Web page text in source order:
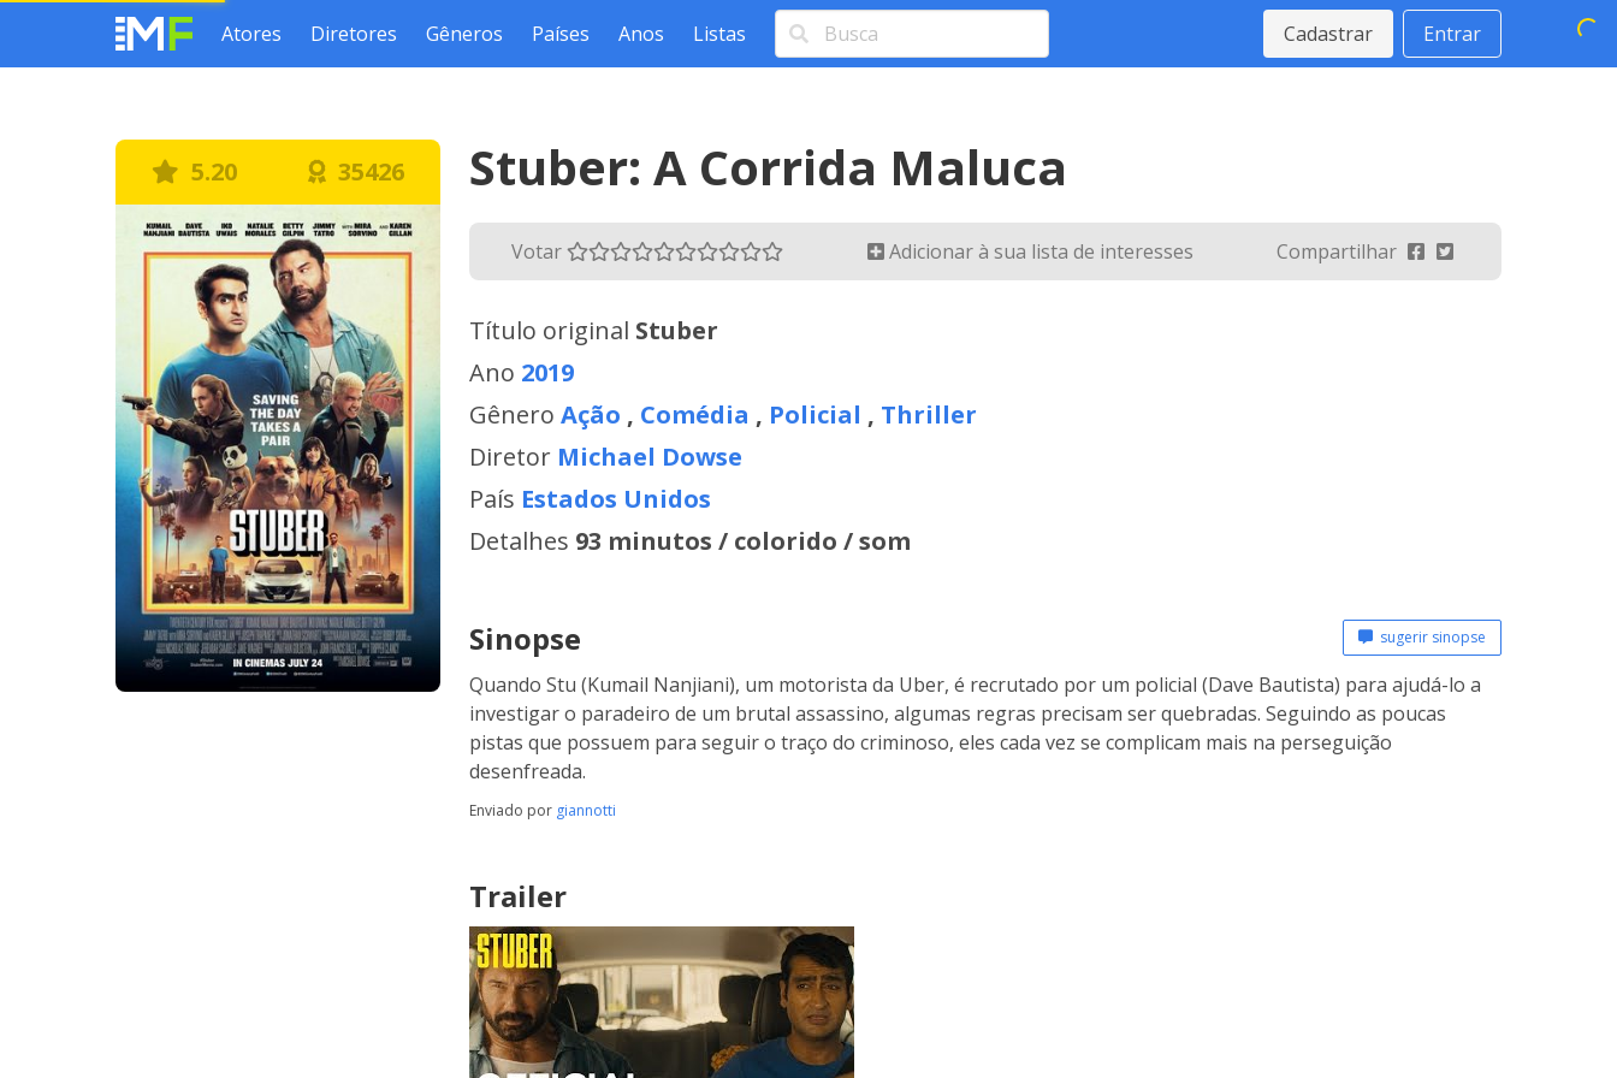
Atores Diretores Gêneros Países Anos Listas Cadastrar Entrar
5.20 35426 Stuber: A Corrida Maluca
Votar Adicionar à sua lista de interesses Compartilhar
Título original Stuber
Ano 2019
Gênero Ação , Comédia , Policial , Thriller
Diretor Michael Dowse
País Estados Unidos
Detalhes 93 minutos / colorido / som
Sinopse sugerir sinopse
Quando Stu (Kumail Nanjiani), um motorista da Uber, é recrutado por um policial (Dave Bautista) para ajudá-lo a
investigar o paradeiro de um brutal assassino, algumas regras precisam ser quebradas. Seguindo as poucas
pistas que possuem para seguir o traço do criminoso, eles cada vez se complicam mais na perseguição
desenfreada.
Enviado por giannotti
Trailer